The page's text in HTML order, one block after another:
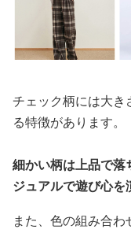
チェック柄には大き
る特徴があります。
細かい柄は上品で落
ジュアルで遊び心を
また、色の組み合わ